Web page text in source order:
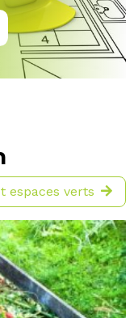
espaces verts